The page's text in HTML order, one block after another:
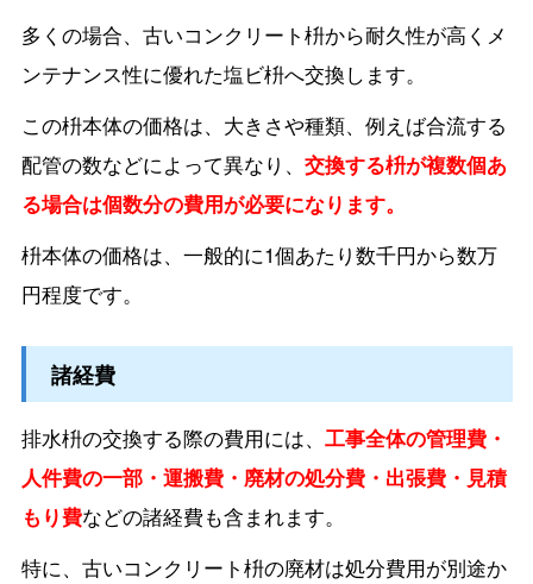
多くの場合、古いコンクリート枡から耐久性が高くメ
ンテナンス性に優れた塩ビ枡へ交換します。
この枡本体の価格は、大きさや種類、例えば合流する
配管の数などによって異なり、 交換する枡が複数個あ
る場合は個数分の費用が必要になります。
枡本体の価格は、一般的に1個あたり数千円から数万
円程度です。
諸経費
排水枡の交換する際の費用には、 工事全体の管理費・
人件費の一部・運搬費・廃材の処分費・出張費・見積
もり費などの諸経費も含まれます。
特に、古いコンクリート枡の廃材は処分費用が別途か